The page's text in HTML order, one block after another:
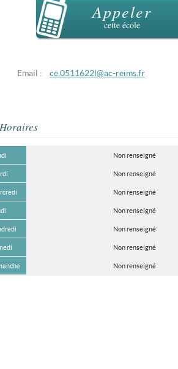
Appeler
cette école
Email : ce.0511622l@ac-reims.fr
Horaires
Non renseigné
Non renseigné
Non renseigné
Non renseigné
Non renseigné
Non renseigné
Non renseigné